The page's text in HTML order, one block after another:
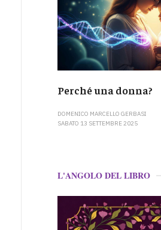
Perché una donna?
DOMENICO MARCELLO GERBASI
SABATO 13 SETTEMBRE 2025
L'ANGOLO DEL LIBRO